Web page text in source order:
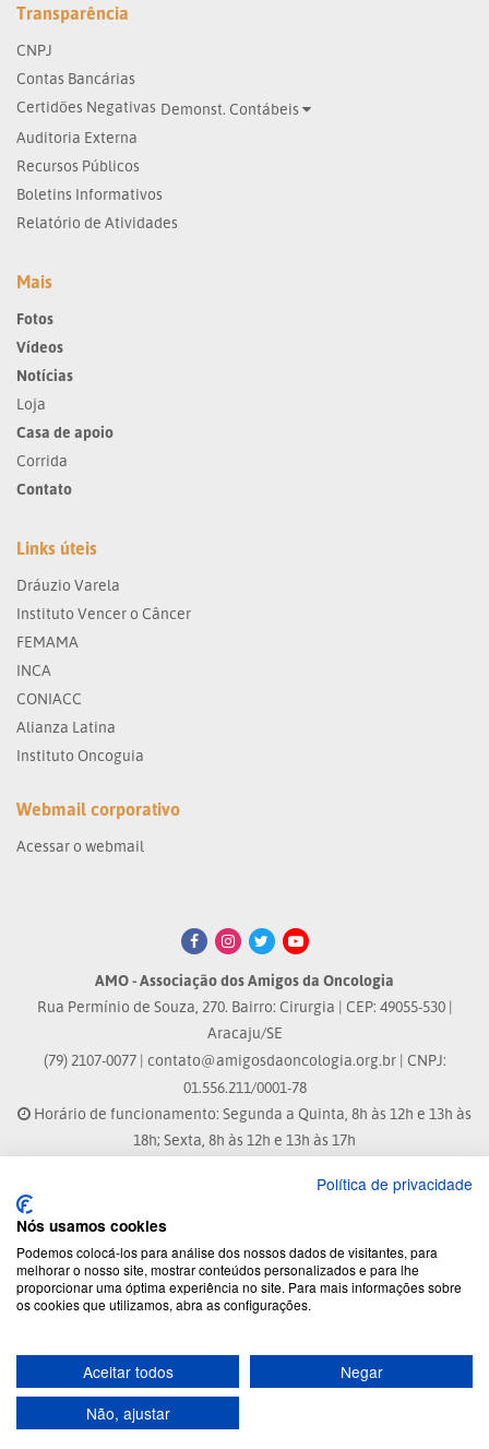
Transparência
CNPJ
Contas Bancárias
Certidões Negativas Demonst. Contábeis
Auditoria Externa
Recursos Públicos
Boletins Informativos
Relatório de Atividades
Mais
Fotos
Vídeos
Notícias
Loja
Casa de apoio
Corrida
Contato
Links úteis
Dráuzio Varela
Instituto Vencer o Câncer
FEMAMA
INCA
CONIACC
Alianza Latina
Instituto Oncoguia
Webmail corporativo
Acessar o webmail
AMO - Associação dos Amigos da Oncologia
Rua Permínio de Souza, 270. Bairro: Cirurgia | CEP: 49055-530 |
Aracaju/SE
(79) 2107-0077 | contato@amigosdaoncologia.org.br| CNPJ:
01.556.211/0001-78
Horário de funcionamento: Segunda a Quinta, 8h às 12h e 13h às
18h; Sexta, 8h às 12h e 13h às 17h
Site atualizado em: 07/08/2026 às 17:25h
® Marca Registrada
© 2026 - Todos os direitos reservados.
Desenvolvido por:
Política de privacidade
Nós usamos cookies
Podemos colocá-los para análise dos nossos dados de visitantes, para
melhorar o nosso site, mostrar conteúdos personalizados e para lhe
proporcionar uma óptima experiência no site. Para mais informações sobre
os cookies que utilizamos, abra as configurações.
Aceitar todos
Negar
Não, ajustar